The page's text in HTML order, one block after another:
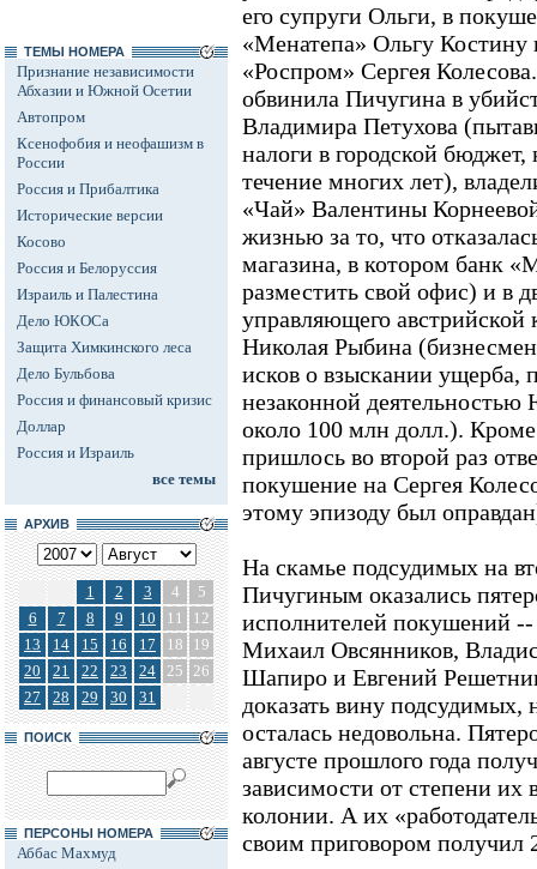
ТЕМЫ НОМЕРА
Признание независимости
Абхазии и Южной Осетии
Автопром
Ксенофобия и неофашизм в
России
Россия и Прибалтика
Исторические версии
Косово
Россия и Белоруссия
Израиль и Палестина
Дело ЮКОСа
Защита Химкинского леса
Дело Бульбова
Россия и финансовый кризис
Доллар
Россия и Израиль
все темы
АРХИВ
1 2 3 4
5
6
7 8 9 10 11
12
13
14 15 16 17 18
19
20
21 22 23 24 25 26
27
28 29 30 31
ПОИСК
ПЕРСОНЫ НОМЕРА
Аббас Махмуд
его супруги Ольги, в
«Менатепа» Ольгу
«Роспром» Сергея
обвинила Пичугина в
Владимира Петухова
налоги в городской
течение многих лет),
«Чай» Валентины
жизнью за то, что
магазина, в котором банк
разместить свой офис) и в
управляющего
Николая Рыбина
исков о взыскании ущерба,
незаконной
около 100 млн долл.).
пришлось во второй раз
покушение на Сергея
этому эпизоду был
На скамье подсудимых на
Пичугиным оказались
исполнителей покушений
Михаил Овсянников,
Шапиро и Евгений
доказать вину подсудимых,
осталась недовольна.
августе прошлого года
зависимости от степени их
колонии. А их
своим приговором получил